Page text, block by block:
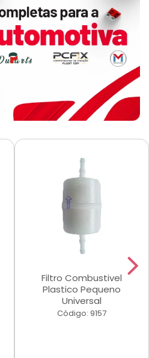
Filtro Combustivel
Plastico Pequeno
Universal
Código: 9157